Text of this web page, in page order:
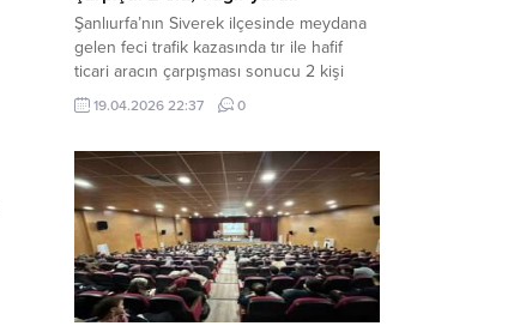
Şanlıurfa’nın Siverek ilçesinde meydana
gelen feci trafik kazasında tır ile hafif
ticari aracın çarpışması sonucu 2 kişi
yaşamını yitirdi, 1 kişi ise ağır yaralandı.
Haber Merkezi – Siverek-Adıyaman kara
çarpışması sonucu meydana gelen
kazada can pazarı yaşandı. Kafa Kafaya
Çarpıştılar Edinilen bilgilere göre,
Hüseyin Çelik (29)...
19.04.2026 22:37 0